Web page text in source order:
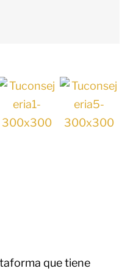
que tiene